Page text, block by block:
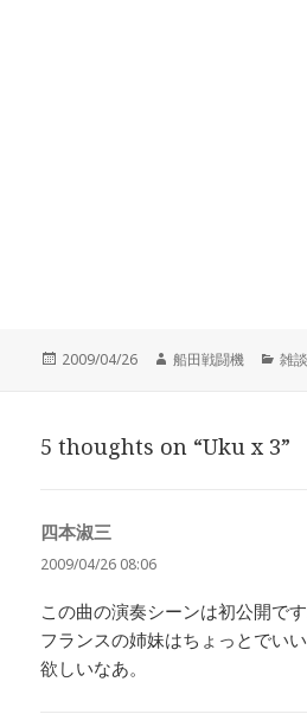
投
2009/04/26
作
船田戦闘機
カ
ー
雑談
5 thoughts on “Uku x 3”
四本淑三
り:
2009/04/26 08:06
この曲の演奏シーンは初公開で
フランスの姉妹はちょっとでい
欲しいなあ。